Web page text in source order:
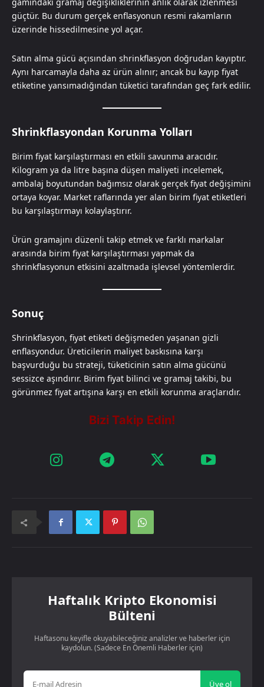
gamındaki gramaj değişikliklerinin anlık olarak izlenmesi
güçtür. Bu durum gerçek enflasyonun resmi rakamların
üzerinde hissedilmesine yol açar.
Satın alma gücü açısından shrinkflasyon doğrudan kayıptır.
Aynı harcamayla daha az ürün alınır; ancak bu kayıp fiyat
etiketine yansımadığından tüketici tarafından geç fark edilir.
Shrinkflasyondan Korunma Yolları
Birim fiyat karşılaştırması en etkili savunma aracıdır.
Kilogram ya da litre başına düşen maliyeti incelemek,
ambalaj boyutundan bağımsız olarak gerçek fiyat değişimini
ortaya koyar. Market raflarında yer alan birim fiyat etiketleri
bu karşılaştırmayı kolaylaştırır.
Ürün gramajını düzenli takip etmek ve farklı markalar
arasında birim fiyat karşılaştırması yapmak da
shrinkflasyonun etkisini azaltmada işlevsel yöntemlerdir.
Sonuç
Shrinkflasyon, fiyat etiketi değişmeden yaşanan gizli
enflasyondur. Üreticilerin maliyet baskısına karşı
başvurduğu bu strateji, tüketicinin satın alma gücünü
sessizce aşındırır. Birim fiyat bilinci ve gramaj takibi, bu
görünmez fiyat artışına karşı en etkili korunma araçlarıdır.
Haftalık Kripto Ekonomisi
Bülteni
Haftasonu keyifle okuyabileceğiniz analizler ve haberler için
kaydolun. (Sadece En Önemli Haberler için)
Üye ol